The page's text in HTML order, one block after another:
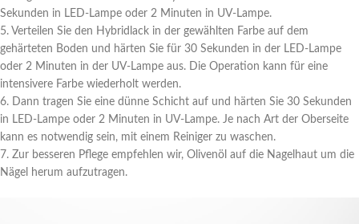
Sekunden in LED-Lampe oder 2 Minuten in UV-Lampe.
5. Verteilen Sie den Hybridlack in der gewählten Farbe auf dem
gehärteten Boden und härten Sie für 30 Sekunden in der LED-Lampe
oder 2 Minuten in der UV-Lampe aus. Die Operation kann für eine
intensivere Farbe wiederholt werden.
6. Dann tragen Sie eine dünne Schicht auf und härten Sie 30 Sekunden
in LED-Lampe oder 2 Minuten in UV-Lampe. Je nach Art der Oberseite
kann es notwendig sein, mit einem Reiniger zu waschen.
7. Zur besseren Pflege empfehlen wir, Olivenöl auf die Nagelhaut um die
Nägel herum aufzutragen.